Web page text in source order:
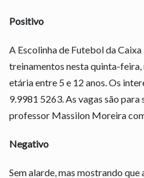
Positivo
A Escolinha de Futebol da
treinamentos nesta quinta-feira,
etária entre 5 e 12 anos. Os
9.9981 5263. As vagas são para
professor Massilon Moreira
Negativo
Sem alarde, mas mostrando que